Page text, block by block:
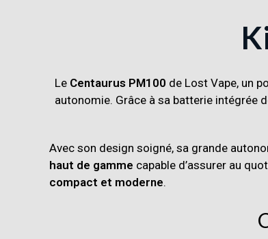
Le Centaurus PM100 de Lost Vape, un
autonomie. Grâce à sa batterie intégrée
Avec son design soigné, sa grande
haut de gamme capable d’assurer au
compact et moderne.